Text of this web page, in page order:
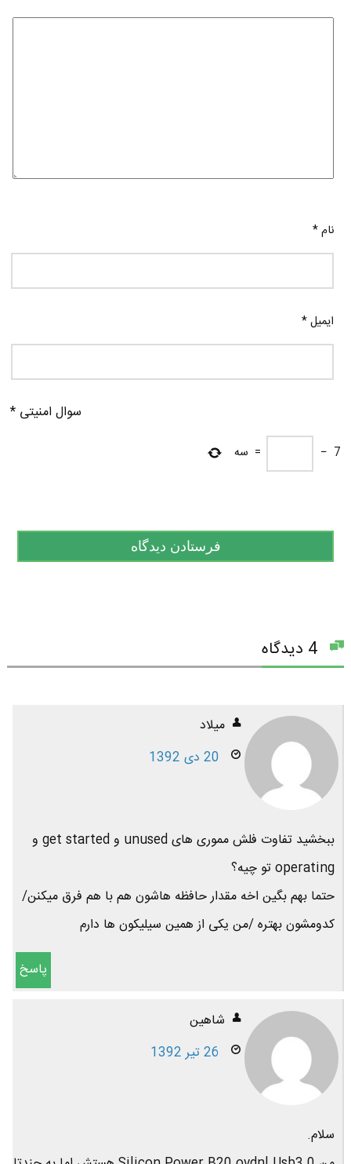
نام*
ایمیل*
سوال امنیتی *
7
−
= سه
میلاد
20 دی 1392
ببخشید تفاوت فلش مموری های unused و get started و
operating تو چیه؟
حتما بهم بگین اخه مقدار حافظه هاشون هم با هم فرق میکنن/
کدومشون بهتره /من یکی از همین سیلیکون ها دارم
پاسخ
شاهین
26 تیر 1392
سلام.